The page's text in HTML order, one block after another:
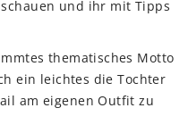
und ihr mit Tipps
thematisches Motto
ein leichtes die Tochter
am eigenen Outfit zu